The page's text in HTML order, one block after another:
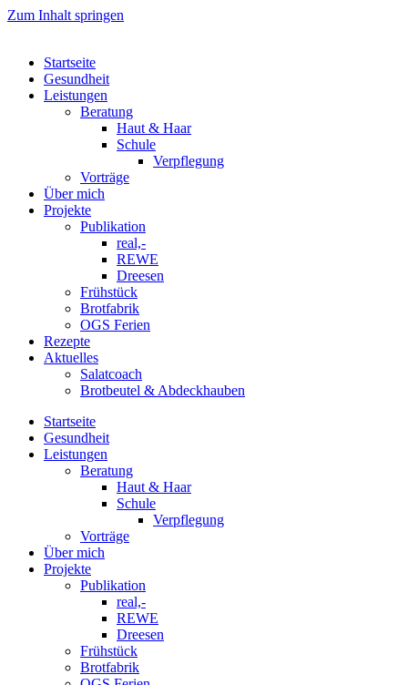
Zum Inhalt springen
Startseite
Gesundheit
Leistungen
Beratung
Haut & Haar
Schule
Verpflegung
Vorträge
Über mich
Projekte
Publikation
real,-
REWE
Dreesen
Frühstück
Brotfabrik
OGS Ferien
Rezepte
Aktuelles
Salatcoach
Brotbeutel & Abdeckhauben
Startseite
Gesundheit
Leistungen
Beratung
Haut & Haar
Schule
Verpflegung
Vorträge
Über mich
Projekte
Publikation
real,-
REWE
Dreesen
Frühstück
Brotfabrik